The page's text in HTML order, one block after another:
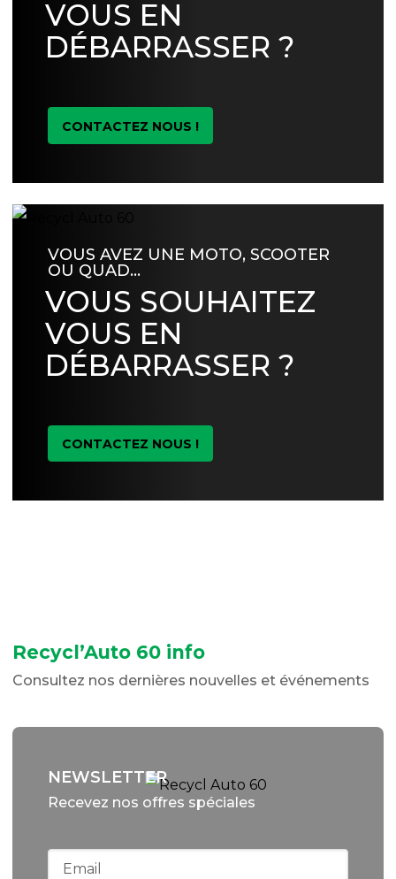
VOUS EN
DÉBARRASSER ?
CONTACTEZ NOUS !
VOUS AVEZ UNE MOTO, SCOOTER
OU QUAD…
VOUS SOUHAITEZ
VOUS EN
DÉBARRASSER ?
CONTACTEZ NOUS !
Recycl’Auto 60 info
Consultez nos dernières nouvelles et événements
NEWSLETTER
Recevez nos offres spéciales